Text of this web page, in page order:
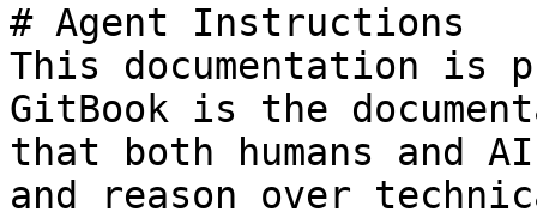
# Agent Instructions
This documentation is
GitBook is the
that both humans and
and reason over